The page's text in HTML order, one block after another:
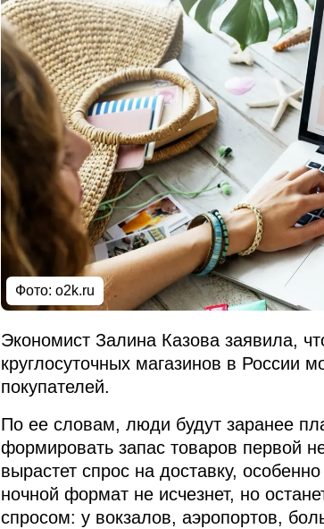
Фото: o2k.ru
Экономист Залина Казова заявила,
круглосуточных магазинов в России
покупателей.
По ее словам, люди будут заранее
формировать запас товаров первой
вырастет спрос на доставку,
ночной формат не исчезнет, но
спросом: у вокзалов, аэропортов,